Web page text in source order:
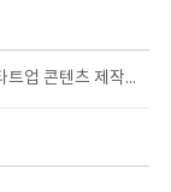
2024 충북콘텐츠코리아랩 킥! 스타트업 콘텐츠 제작 지원 사업 최종 합격자 안내